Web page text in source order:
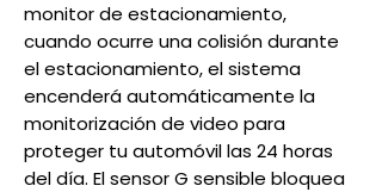
monitor de estacionamiento,
cuando ocurre una colisión durante
el estacionamiento, el sistema
encenderá automáticamente la
monitorización de video para
proteger tu automóvil las 24 horas
del día. El sensor G sensible bloquea